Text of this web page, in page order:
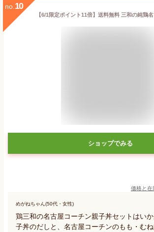
no. 10
ショップでみる
価格と在
めがねちゃん(50代・女性)
鶏三和の名古屋コーチン親子丼セットはい
子丼のだしと、名古屋コーチンのもも・む